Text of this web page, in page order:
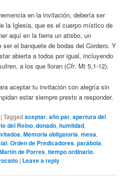
en la invitación, debería ser
la Iglesia, que es el cuerpo místico de
aquí en la tierra un atisbo, un
el banquete de bodas del Cordero. Y
abierta a todos por igual, incluyendo
a los que lloran (Cfr. Mt 5,1-12).
aceptar tu invitación con alegría sin
estar siempre presto a responder.
|Tagged aceptar,año par,apertura del
del Reino,donado,humildad,
,Memoria obligatoria,mesa,
,Orden de Predicadores,parábola,
de Porres,tiempo ordinario,
| Leave a reply